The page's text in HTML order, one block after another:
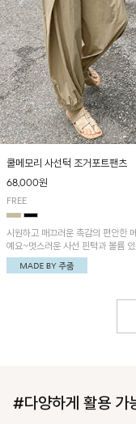
쿨메모리 사선턱 조거포트팬츠
68,000원
FREE
시원하고 매끄러운 촉감의 편안한
예요~멋스러운 사선 핀턱과 볼륨 있
핏이 유니크한 아이템!
#다양하게 활용 가